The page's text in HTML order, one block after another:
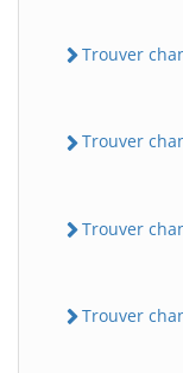
Trouver
Trouver
Trouver
Trouver